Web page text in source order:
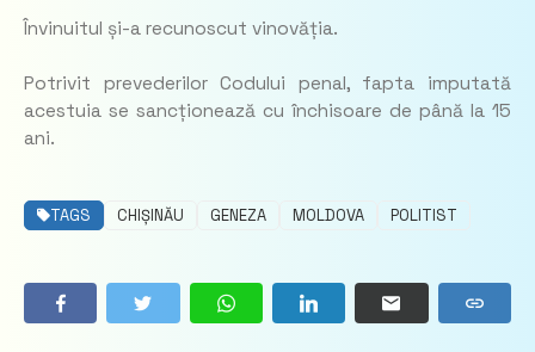
Învinuitul și-a recunoscut vinovăția.
Potrivit prevederilor Codului penal, fapta imputată
acestuia se sancționează cu închisoare de până la 15
ani.
TAGS CHIȘINĂU GENEZA MOLDOVA POLITIST